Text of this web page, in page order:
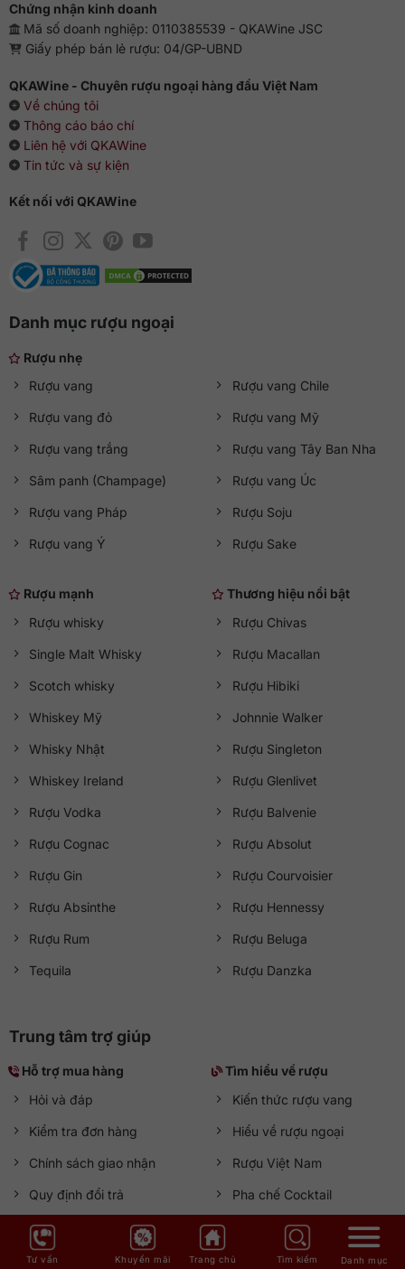
Chứng nhận kinh doanh
Mã số doanh nghiệp: 0110385539 - QKAWine JSC
Giấy phép bán lẻ rượu: 04/GP-UBND
QKAWine - Chuyên rượu ngoại hàng đầu Việt Nam
Về chúng tôi
Thông cáo báo chí
Liên hệ với QKAWine
Tin tức và sự kiện
Kết nối với QKAWine
Danh mục rượu ngoại
Rượu nhẹ
Rượu vang
Rượu vang đỏ
Rượu vang trắng
Sâm panh (Champage)
Rượu vang Pháp
Rượu vang Ý
Rượu vang Chile
Rượu vang Mỹ
Rượu vang Tây Ban Nha
Rượu vang Úc
Rượu Soju
Rượu Sake
Rượu mạnh
Rượu whisky
Single Malt Whisky
Scotch whisky
Whiskey Mỹ
Whisky Nhật
Whiskey Ireland
Rượu Vodka
Rượu Cognac
Rượu Gin
Rượu Absinthe
Rượu Rum
Tequila
Thương hiệu nổi bật
Rượu Chivas
Rượu Macallan
Rượu Hibiki
Johnnie Walker
Rượu Singleton
Rượu Glenlivet
Rượu Balvenie
Rượu Absolut
Rượu Courvoisier
Rượu Hennessy
Rượu Beluga
Rượu Danzka
Trung tâm trợ giúp
Hỗ trợ mua hàng
Hỏi và đáp
Kiểm tra đơn hàng
Chính sách giao nhận
Quy định đổi trả
Nhà cung cấp
Báo giá rượu ngoại
Tìm hiểu về rượu
Kiến thức rượu vang
Hiểu về rượu ngoại
Rượu Việt Nam
Pha chế Cocktail
Tư vấn Khuyến mãi Trang chủ Tìm kiếm Danh mục